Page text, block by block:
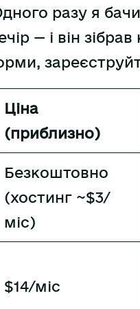
разу я
— і він
Ціна
(приблизно)
Безкоштовно
(хостинг ~$3/
міс)
$14/міс